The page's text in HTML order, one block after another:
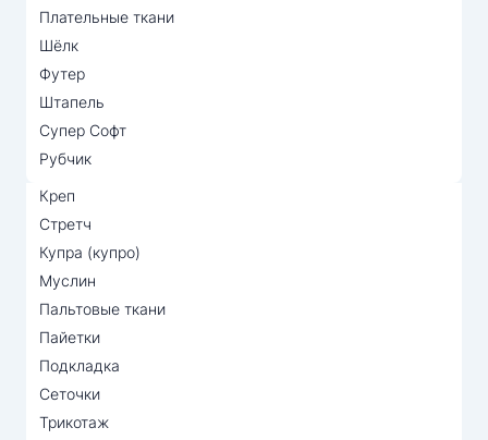
Плательные ткани
Шёлк
Футер
Штапель
Супер Софт
Рубчик
Креп
Стретч
Купра (купро)
Муслин
Пальтовые ткани
Пайетки
Подкладка
Сеточки
Трикотаж